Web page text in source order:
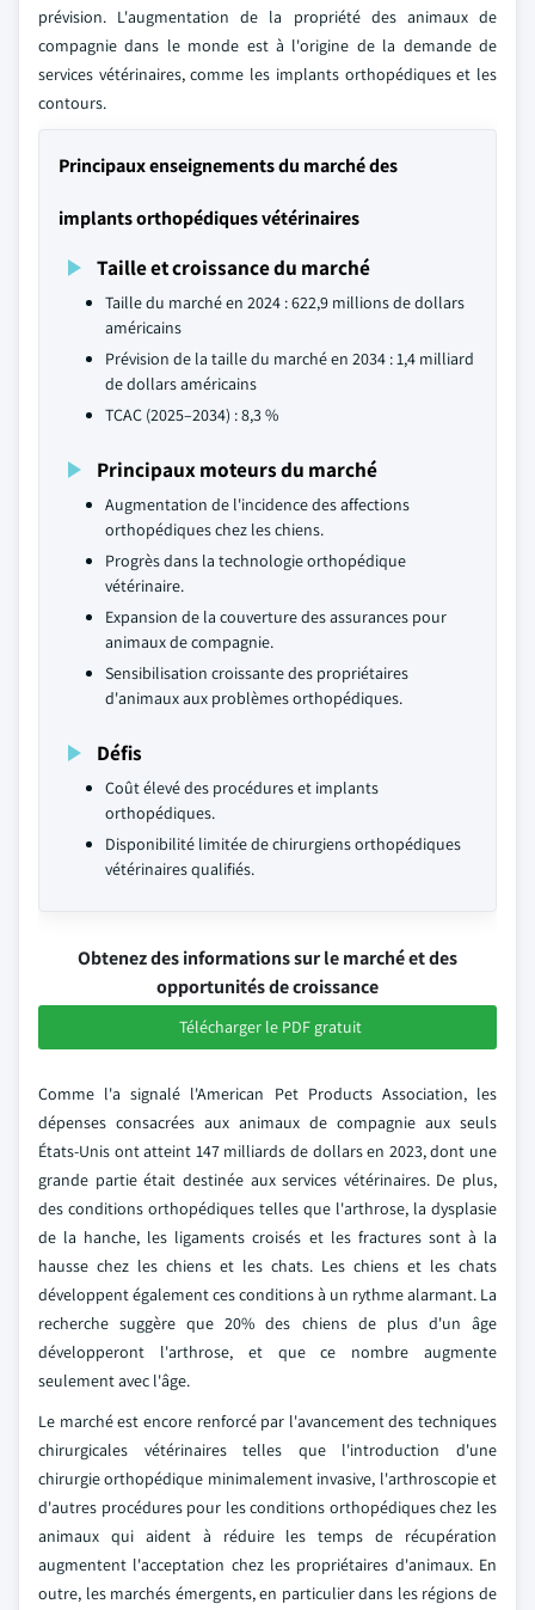
prévision. L'augmentation de la propriété des animaux de
compagnie dans le monde est à l'origine de la demande de
services vétérinaires, comme les implants orthopédiques et les
contours.
Principaux enseignements du marché des
implants orthopédiques vétérinaires
Taille et croissance du marché
Taille du marché en 2024 : 622,9 millions de dollars
américains
Prévision de la taille du marché en 2034 : 1,4 milliard
de dollars américains
TCAC (2025–2034) : 8,3 %
Principaux moteurs du marché
Augmentation de l'incidence des affections
orthopédiques chez les chiens.
Progrès dans la technologie orthopédique
vétérinaire.
Expansion de la couverture des assurances pour
animaux de compagnie.
Sensibilisation croissante des propriétaires
d'animaux aux problèmes orthopédiques.
Défis
Coût élevé des procédures et implants
orthopédiques.
Disponibilité limitée de chirurgiens orthopédiques
vétérinaires qualifiés.
Obtenez des informations sur le marché et des
opportunités de croissance
Télécharger le PDF gratuit
Comme l'a signalé l'American Pet Products Association, les
dépenses consacrées aux animaux de compagnie aux seuls
États-Unis ont atteint 147 milliards de dollars en 2023, dont une
grande partie était destinée aux services vétérinaires. De plus,
des conditions orthopédiques telles que l'arthrose, la dysplasie
de la hanche, les ligaments croisés et les fractures sont à la
hausse chez les chiens et les chats. Les chiens et les chats
développent également ces conditions à un rythme alarmant. La
recherche suggère que 20% des chiens de plus d'un âge
développeront l'arthrose, et que ce nombre augmente
seulement avec l'âge.
Le marché est encore renforcé par l'avancement des techniques
chirurgicales vétérinaires telles que l'introduction d'une
chirurgie orthopédique minimalement invasive, l'arthroscopie et
d'autres procédures pour les conditions orthopédiques chez les
animaux qui aident à réduire les temps de récupération
augmentent l'acceptation chez les propriétaires d'animaux. En
outre, les marchés émergents, en particulier dans les régions de